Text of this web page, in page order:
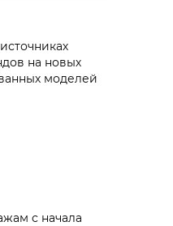
на новых
моделей
с начала